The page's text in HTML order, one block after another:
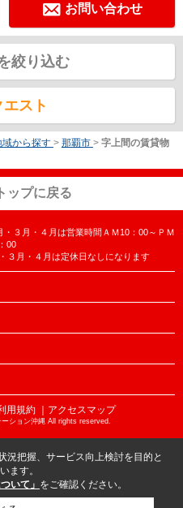
お問い合わせ
絞り込む
スト
域から探す > 那覇市 > 字上間の賃貸物
ップに戻る
３月・４月は営業時間ＡＭ10：00～ＰＭ
00
月・４月は定休日なしになります
用規約 ｜アクセスマップ
ション沖縄 All rights reserved.
況把握、サービス向上検討を目的と
ます。
いて」 をご確認ください。